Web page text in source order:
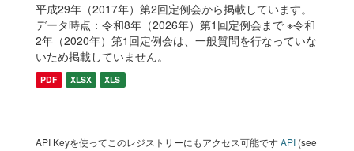
平成29年（2017年）第2回定例会から掲載しています。
データ時点：令和8年（2026年）第1回定例会まで ※令和
2年（2020年）第1回定例会は、一般質問を行なっていな
いため掲載していません。
PDF XLSX XLS
API Keyを使ってこのレジストリーにもアクセス可能ですAPI (see